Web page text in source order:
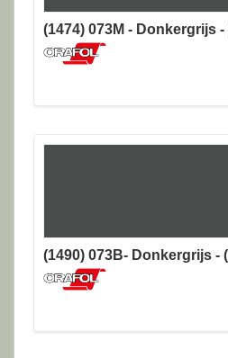
(1474) 073M - Donkergrijs -
(1490) 073B- Donkergrijs -